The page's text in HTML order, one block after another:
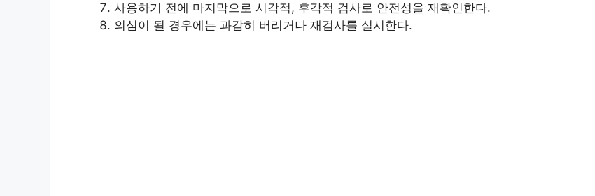
사용하기 전에 마지막으로 시각적, 후각적 검사로 안전성을 재확인한다.
의심이 될 경우에는 과감히 버리거나 재검사를 실시한다.